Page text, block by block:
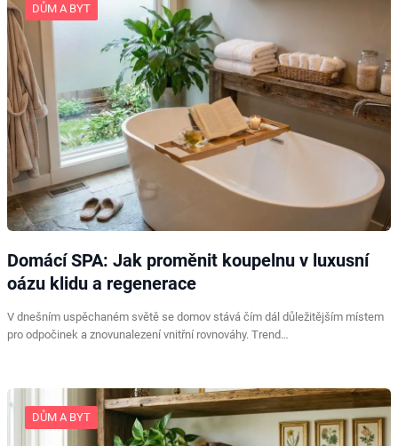
DŮM A BYT
Domácí SPA: Jak proměnit koupelnu v luxusní
oázu klidu a regenerace
V dnešním uspěchaném světě se domov stává čím dál důležitějším místem
pro odpočinek a znovunalezení vnitřní rovnováhy. Trend…
DŮM A BYT